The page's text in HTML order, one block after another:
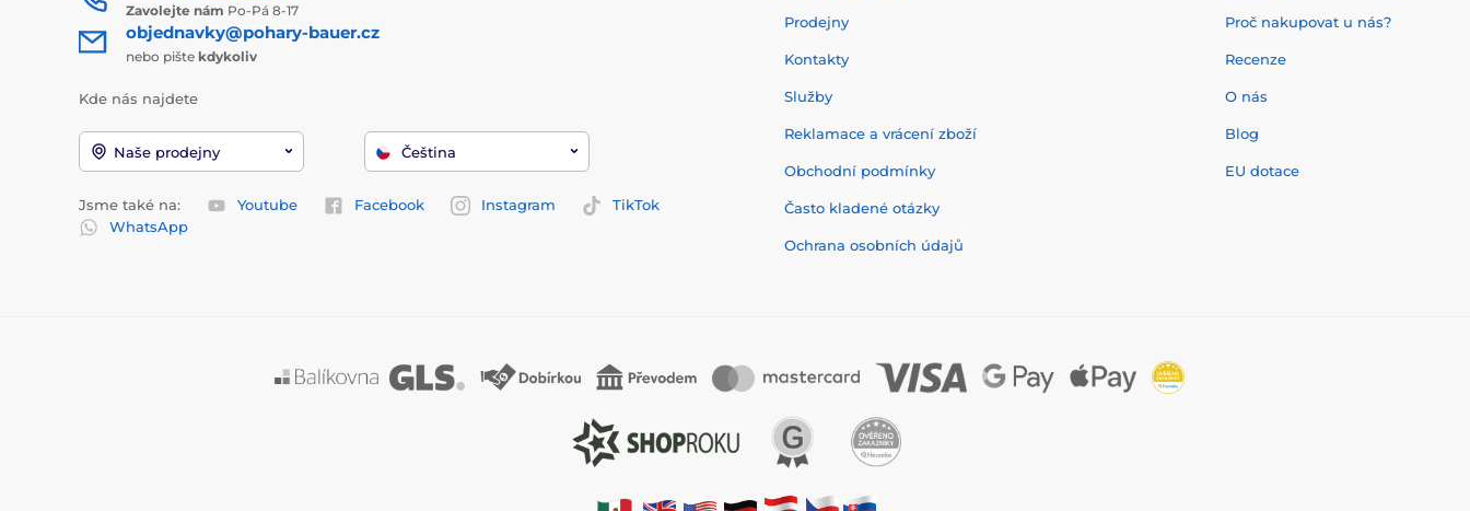
Zavolejte nám Po-Pá 8-17
objednavky@pohary-bauer.cz
nebo pište kdykoliv
Kde nás najdete
Naše prodejny Čeština
Jsme také na: Youtube Facebook Instagram
TikTok
WhatsApp
Prodejny
Kontakty
Služby
Reklamace a vrácení zboží
Obchodní podmínky
Často kladené otázky
Ochrana osobních údajů
Proč nakupovat u nás?
Recenze
O nás
Blog
EU dotace